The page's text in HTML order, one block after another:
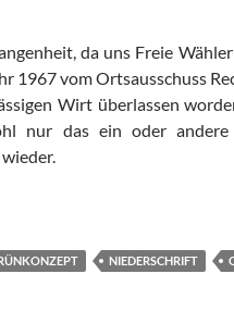
da uns Freie
1967 vom Ortsausschuss
Wirt überlassen
nur das ein oder
NIEDERSCHRIFT